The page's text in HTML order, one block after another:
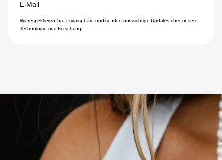
E-Mail
Wir respektieren Ihre Privatsphäre und senden nur wichtige Updates über unsere
Technologie und Forschung.